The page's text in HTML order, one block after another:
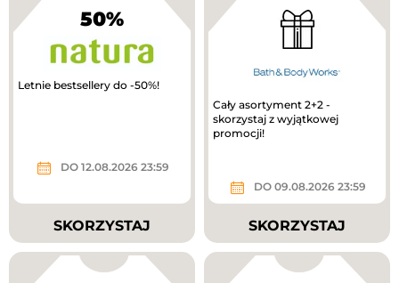
50%
Letnie bestsellery do -50%!
DO 12.08.2026 23:59
SKORZYSTAJ
Cały asortyment 2+2 -
skorzystaj z wyjątkowej
promocji!
DO 09.08.2026 23:59
SKORZYSTAJ